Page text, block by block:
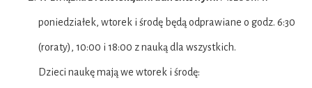
poniedziałek, wtorek i środę będą odprawiane o godz. 6:30
(roraty), 10:00 i 18:00 z nauką dla wszystkich.
Dzieci naukę mają we wtorek i środę: